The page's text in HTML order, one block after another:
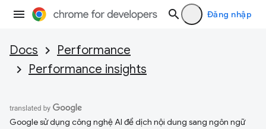
Đăng nhập
Docs
Performance
Performance insights
Google sử dụng công nghệ AI để dịch nội dung sang ngôn ngữ